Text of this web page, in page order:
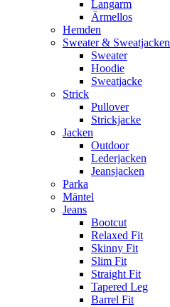
Langarm
Ärmellos
Hemden
Sweater & Sweatjacken
Sweater
Hoodie
Sweatjacke
Strick
Pullover
Strickjacke
Jacken
Outdoor
Lederjacken
Jeansjacken
Parka
Mäntel
Jeans
Bootcut
Relaxed Fit
Skinny Fit
Slim Fit
Straight Fit
Tapered Leg
Barrel Fit